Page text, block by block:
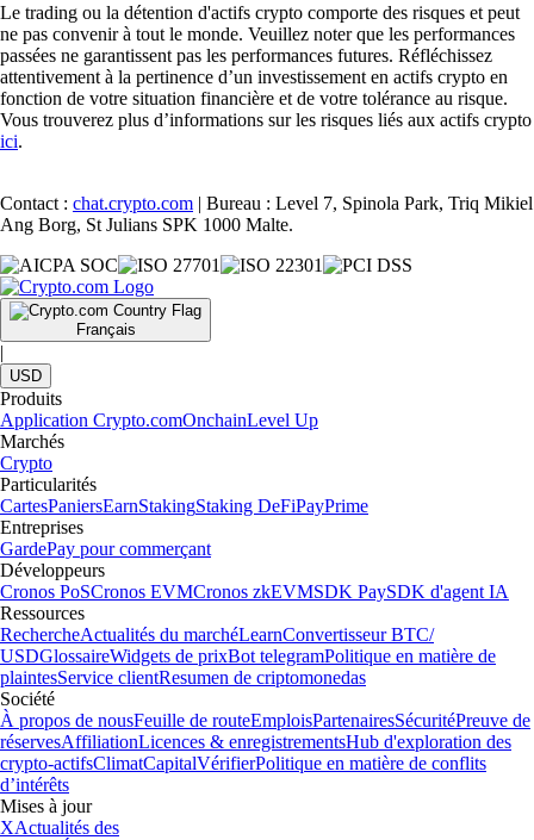
Le trading ou la détention d'actifs crypto comporte des risques et peut
ne pas convenir à tout le monde. Veuillez noter que les performances
passées ne garantissent pas les performances futures. Réfléchissez
attentivement à la pertinence d’un investissement en actifs crypto en
fonction de votre situation financière et de votre tolérance au risque.
Vous trouverez plus d’informations sur les risques liés aux actifs crypto
ici.
Contact : chat.crypto.com | Bureau : Level 7, Spinola Park, Triq Mikiel
Ang Borg, St Julians SPK 1000 Malte.
Français
|
USD
Produits
Application Crypto.comOnchainLevel Up
Marchés
Crypto
Particularités
CartesPaniersEarnStakingStaking DeFiPayPrime
Entreprises
GardePay pour commerçant
Développeurs
Cronos PoSCronos EVMCronos zkEVMSDK PaySDK d'agent IA
Ressources
RechercheActualités du marchéLearnConvertisseur BTC/
USDGlossaireWidgets de prixBot telegramPolitique en matière de
plaintesService clientResumen de criptomonedas
Société
À propos de nousFeuille de routeEmploisPartenairesSécuritéPreuve de
réservesAffiliationLicences & enregistrementsHub d'exploration des
crypto-actifsClimatCapitalVérifierPolitique en matière de conflits
d’intérêts
Mises à jour
XActualités des